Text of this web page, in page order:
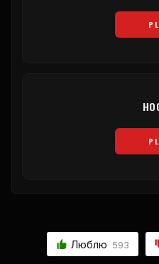
Люблю 593